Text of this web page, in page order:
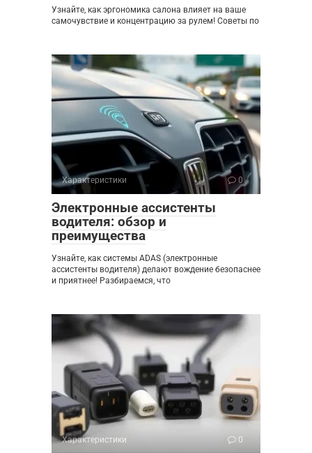
Узнайте, как эргономика салона влияет на ваше
самочувствие и концентрацию за рулем! Советы по
Характеристики 0
Электронные ассистенты
водителя: обзор и
преимущества
Узнайте, как системы ADAS (электронные
ассистенты водителя) делают вождение безопаснее
и приятнее! Разбираемся, что
Характеристики 0